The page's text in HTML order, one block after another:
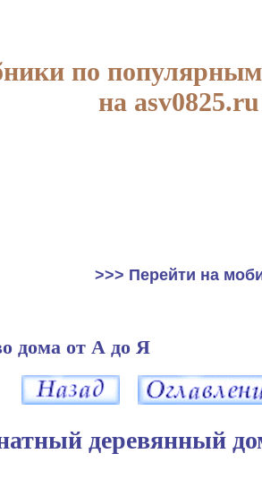
по
на asv0825.ru
>>> Перейти на
дома от А до Я
деревянный